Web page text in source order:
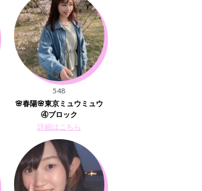
548
🌸春陽🌸東京ミュウミュウ
④ブロック
詳細はこちら